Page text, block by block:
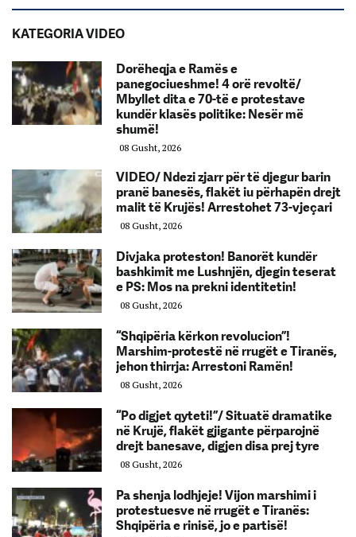
KATEGORIA VIDEO
Dorëheqja e Ramës e
panegociueshme! 4 orë revoltë/
Mbyllet dita e 70-të e protestave
kundër klasës politike: Nesër më
shumë!
08 Gusht, 2026
VIDEO/ Ndezi zjarr për të djegur barin
pranë banesës, flakët iu përhapën drejt
malit të Krujës! Arrestohet 73-vjeçari
08 Gusht, 2026
Divjaka proteston! Banorët kundër
bashkimit me Lushnjën, djegin teserat
e PS: Mos na prekni identitetin!
08 Gusht, 2026
“Shqipëria kërkon revolucion”!
Marshim-protestë në rrugët e Tiranës,
jehon thirrja: Arrestoni Ramën!
08 Gusht, 2026
“Po digjet qyteti!”/ Situatë dramatike
në Krujë, flakët gjigante përparojnë
drejt banesave, digjen disa prej tyre
08 Gusht, 2026
Pa shenja lodhjeje! Vijon marshimi i
protestuesve në rrugët e Tiranës:
Shqipëria e rinisë, jo e partisë!